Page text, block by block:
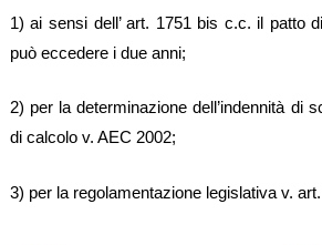
1) ai sensi dell’ art. 1751 bis c.c. il patto
può eccedere i due anni;
2) per la determinazione dell’indennità di
di calcolo v. AEC 2002;
3) per la regolamentazione legislativa v.